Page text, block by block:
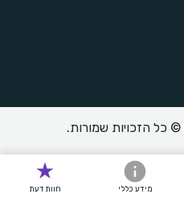
מידע כללי חוות דעת